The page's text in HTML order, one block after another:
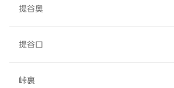
提谷奥
提谷口
峠裏